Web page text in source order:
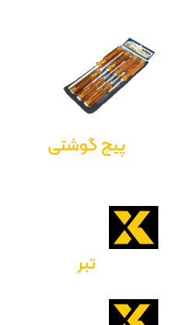
پیچ گوشتی
تبر